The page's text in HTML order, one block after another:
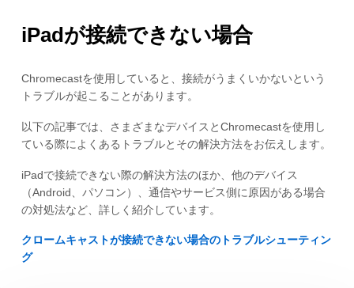
iPadが接続できない場合
Chromecastを使用していると、接続がうまくいかないという
トラブルが起こることがあります。
以下の記事では、さまざまなデバイスとChromecastを使用し
ている際によくあるトラブルとその解決方法をお伝えします。
iPadで接続できない際の解決方法のほか、他のデバイス
（Android、パソコン）、通信やサービス側に原因がある場合
の対処法など、詳しく紹介しています。
クロームキャストが接続できない場合のトラブルシューティン
グ